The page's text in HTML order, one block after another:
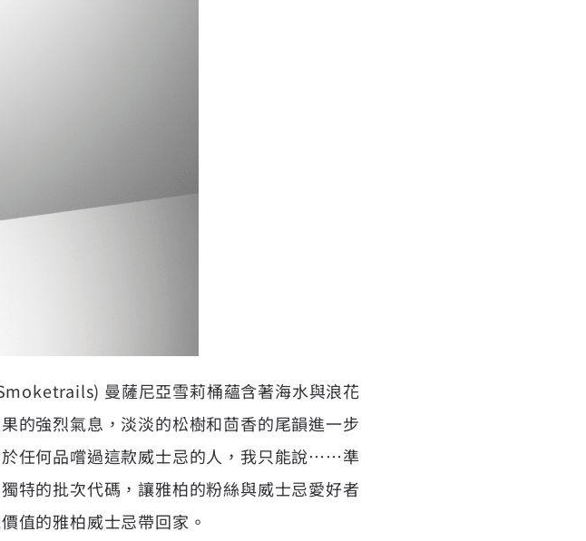
曼薩尼亞雪莉桶蘊含著海水與浪花
的強烈氣息，淡淡的松樹和茴香的尾韻進一步
任何品嚐過這款威士忌的人，我只能說……準
特的批次代碼，讓雅柏的粉絲與威士忌愛好者
值的雅柏威士忌帶回家。